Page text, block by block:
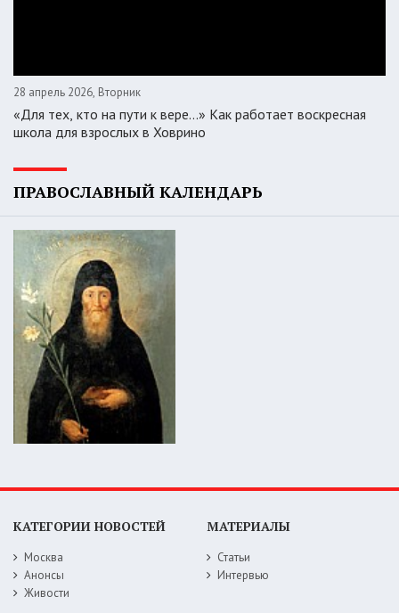
28 апрель 2026, Вторник
«Для тех, кто на пути к вере...» Как работает воскресная
школа для взрослых в Ховрино
ПРАВОСЛАВНЫЙ КАЛЕНДАРЬ
КАТЕГОРИИ НОВОСТЕЙ
Москва
Анонсы
Живости
МАТЕРИАЛЫ
Статьи
Интервью